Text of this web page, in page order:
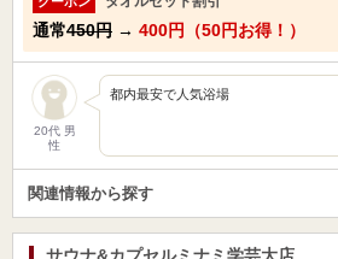
通常450円 → 400円（50円お得！）
20代 男
性
都内最安で人気浴場
関連情報から探す
サウナ&カプセルミナミ学芸大店